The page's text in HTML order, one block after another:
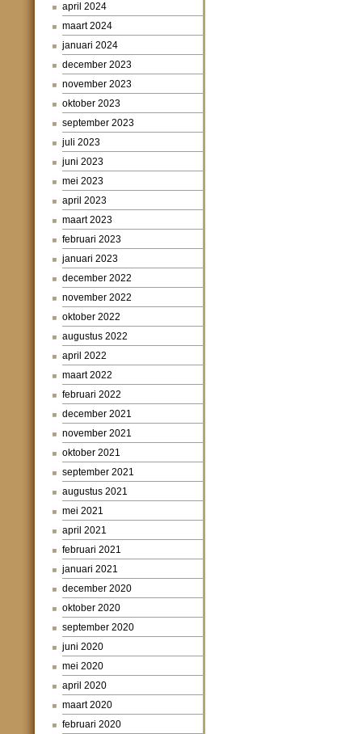
april 2024
maart 2024
januari 2024
december 2023
november 2023
oktober 2023
september 2023
juli 2023
juni 2023
mei 2023
april 2023
maart 2023
februari 2023
januari 2023
december 2022
november 2022
oktober 2022
augustus 2022
april 2022
maart 2022
februari 2022
december 2021
november 2021
oktober 2021
september 2021
augustus 2021
mei 2021
april 2021
februari 2021
januari 2021
december 2020
oktober 2020
september 2020
juni 2020
mei 2020
april 2020
maart 2020
februari 2020